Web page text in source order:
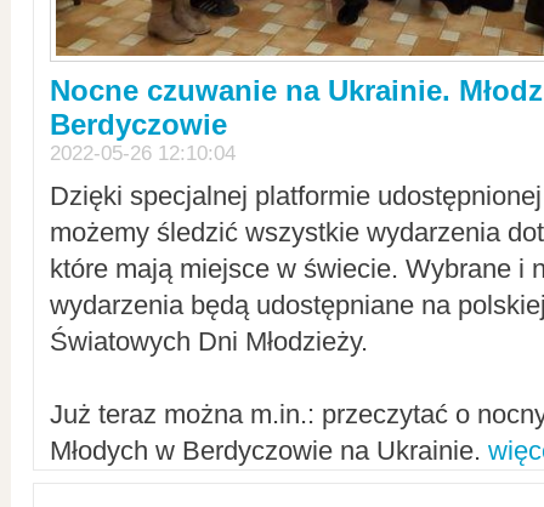
Nocne czuwanie na Ukrainie.
Berdyczowie
2022-05-26 12:10:04
Dzięki specjalnej platformie
możemy śledzić wszystkie wydarzenia
które mają miejsce w świecie. Wybrane i
wydarzenia będą udostępniane na
Światowych Dni Młodzieży.
Już teraz można m.in.: przeczytać o
Młodych w Berdyczowie na Ukrainie.